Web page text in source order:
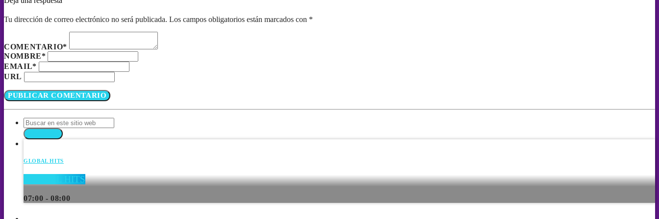
Tu dirección de correo electrónico no será publicada. Los campos obligatorios están marcados con *
COMENTARIO*
NOMBRE*
EMAIL*
URL
GLOBAL HITS
GLOBAL HITS
07:00 - 08:00